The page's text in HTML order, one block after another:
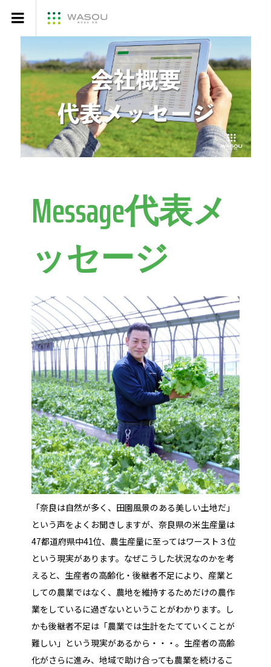
Message代表メ
ッセージ
「奈良は自然が多く、田園風景のある美しい土地だ」
という声をよくお聞きしますが、奈良県の米生産量は
47都道府県中41位、農生産量に至ってはワースト３位
という現実があります。なぜこうした状況なのかを考
えると、生産者の高齢化・後継者不足により、産業と
しての農業ではなく、農地を維持するためだけの農作
業をしているに過ぎないということがわかります。し
かも後継者不足は「農業では生計をたてていくことが
難しい」という現実があるから・・・。生産者の高齢
化がさらに進み、地域で助け合っても農業を続けるこ